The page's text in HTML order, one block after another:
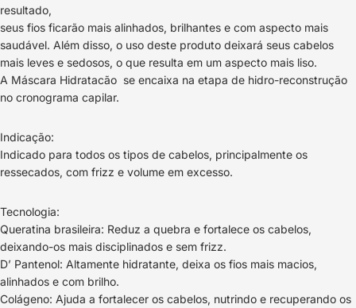
resultado,
seus fios ficarão mais alinhados, brilhantes e com aspecto mais
saudável. Além disso, o uso deste produto deixará seus cabelos
mais leves e sedosos, o que resulta em um aspecto mais liso.
A Máscara Hidratacão se encaixa na etapa de hidro-reconstrução
no cronograma capilar.
Indicação:
Indicado para todos os tipos de cabelos, principalmente os
ressecados, com frizz e volume em excesso.
Tecnologia:
Queratina brasileira: Reduz a quebra e fortalece os cabelos,
deixando-os mais disciplinados e sem frizz.
D’ Pantenol: Altamente hidratante, deixa os fios mais macios,
alinhados e com brilho.
Colágeno: Ajuda a fortalecer os cabelos, nutrindo e recuperando os